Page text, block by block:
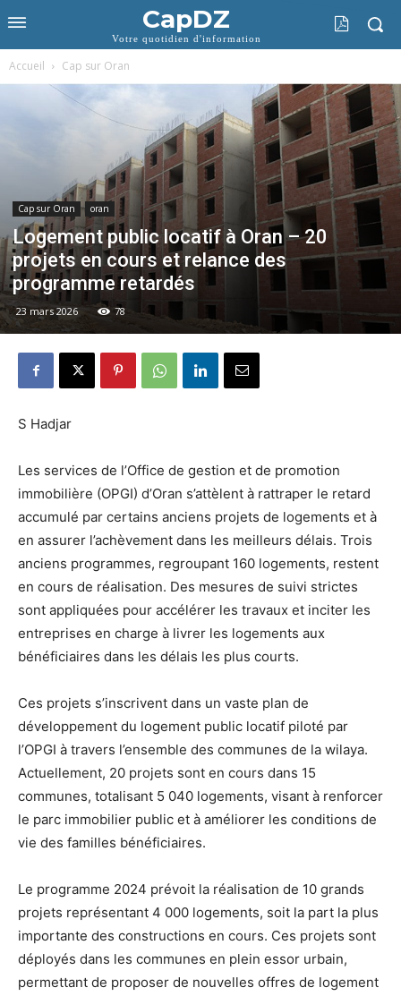
CapDZ
Votre quotidien d'information
Accueil Cap sur Oran
Cap sur Oran oran
Logement public locatif à Oran – 20
projets en cours et relance des
programme retardés
23 mars 2026 78
S Hadjar
Les services de l’Office de gestion et de promotion
immobilière (OPGI) d’Oran s’attèlent à rattraper le retard
accumulé par certains anciens projets de logements et à
en assurer l’achèvement dans les meilleurs délais. Trois
anciens programmes, regroupant 160 logements, restent
en cours de réalisation. Des mesures de suivi strictes
sont appliquées pour accélérer les travaux et inciter les
entreprises en charge à livrer les logements aux
bénéficiaires dans les délais les plus courts.
Ces projets s’inscrivent dans un vaste plan de
développement du logement public locatif piloté par
l’OPGI à travers l’ensemble des communes de la wilaya.
Actuellement, 20 projets sont en cours dans 15
communes, totalisant 5 040 logements, visant à renforcer
le parc immobilier public et à améliorer les conditions de
vie des familles bénéficiaires.
Le programme 2024 prévoit la réalisation de 10 grands
projets représentant 4 000 logements, soit la part la plus
importante des constructions en cours. Ces projets sont
déployés dans les communes en plein essor urbain,
permettant de proposer de nouvelles offres de logement